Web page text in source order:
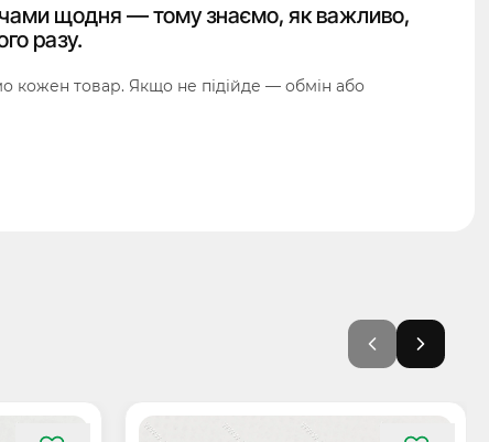
щодня — тому знаємо, як важливо,
разу.
кожен товар. Якщо не підійде — обмін або